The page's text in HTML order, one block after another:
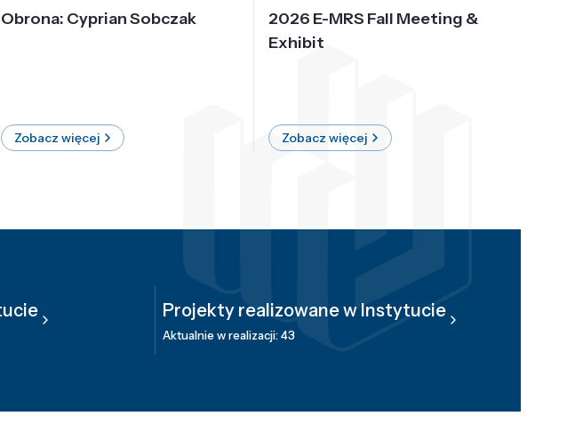
Obrona: Cyprian Sobczak
Zobacz więcej
2026 E-MRS Fall Meeting &
Exhibit
Zobacz więcej
Projekty realizowane w Instytucie
Aktualnie w realizacji: 43